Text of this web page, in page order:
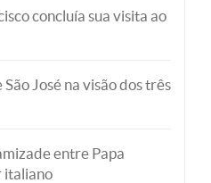
concluía sua visita ao
José na visão dos três
entre Papa
italiano